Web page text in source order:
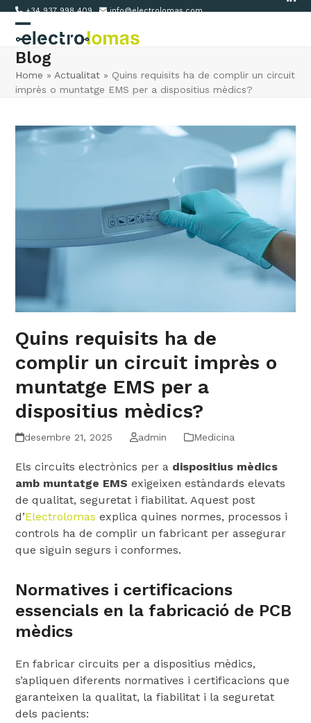
Skip
content
+34 937 998 409 info@electrolomas.com
Open
mobile
menu
Close
mobile
menu
Blog
Home » Actualitat » Quins requisits ha de complir un circuit
imprès o muntatge EMS per a dispositius mèdics?
Quins requisits ha de
complir un circuit imprès o
muntatge EMS per a
dispositius mèdics?
desembre 21, 2025 admin Medicina
Els circuits electrònics per a dispositius mèdics
amb muntatge EMS exigeixen estàndards elevats
de qualitat, seguretat i fiabilitat. Aquest post
d’Electrolomas explica quines normes, processos i
controls ha de complir un fabricant per assegurar
que siguin segurs i conformes.
Normatives i certificacions
essencials en la fabricació de PCB
mèdics
En fabricar circuits per a dispositius mèdics,
s’apliquen diferents normatives i certificacions que
garanteixen la qualitat, la fiabilitat i la seguretat
dels pacients: